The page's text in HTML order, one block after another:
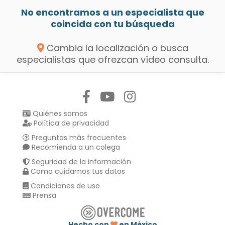
No encontramos a un especialista que
coincida con tu búsqueda
Cambia la localización o busca
especialistas que ofrezcan vídeo consulta.
Quiénes somos
Política de privacidad
Preguntas más frecuentes
Recomienda a un colega
Seguridad de la información
Como cuidamos tus datos
Condiciones de uso
Prensa